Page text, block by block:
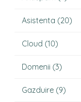
Asistenta (20)
Cloud (10)
Domenii (3)
Gazduire (9)